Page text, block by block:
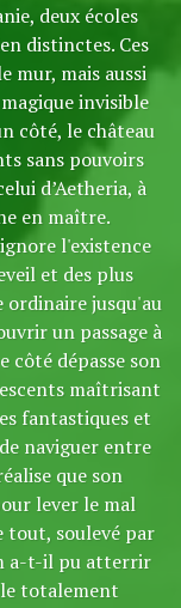
deux écoles
distinctes. Ces
mur, mais aussi
invisible
côté, le château
sans pouvoirs
d’Aetheria, à
en maître.
l'existence
et des plus
ordinaire jusqu'au
un passage à
côté dépasse son
maîtrisant
fantastiques et
naviguer entre
que son
lever le mal
tout, soulevé par
a-t-il pu atterrir
totalement